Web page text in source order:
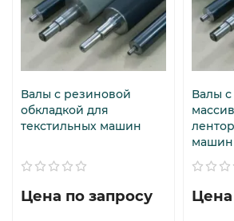
Валы с резиновой
обкладкой для
текстильных машин
Цена по запросу
Валы
машин
Цена